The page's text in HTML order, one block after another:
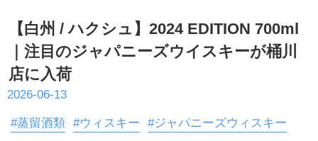
【白州 / ハクシュ】2024 EDITION 700ml
｜注目のジャパニーズウイスキーが桶川
店に入荷
2026-06-13
#蒸留酒類 #ウィスキー
#ジャパニーズウィスキー